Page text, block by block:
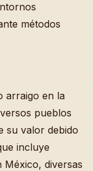
métodos
arraigo en la
pueblos
su valor debido
incluye
México, diversas